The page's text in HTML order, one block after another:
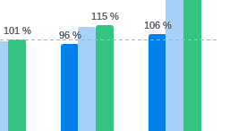
96 %
96 %
106 %
106 %
101 %
101 %
115 %
115 %